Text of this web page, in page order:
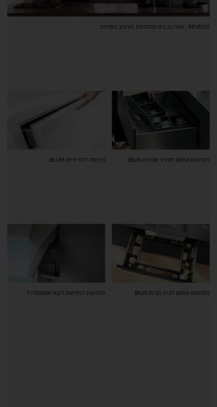
REVEGO - מערכת כיס מתקדמת לעיצוב המרחב
פתרונות אחסון לסידור מגירות Blum פתיחה ללא ידיות BLUM
פתרונות אחסון לבית מבית Blum פתרונות לחזיתות דקות אקספנדו T